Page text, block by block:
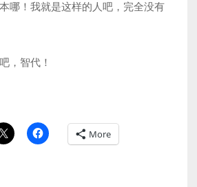
哪！我就是这样的人吧，完全没有
，智代！
More